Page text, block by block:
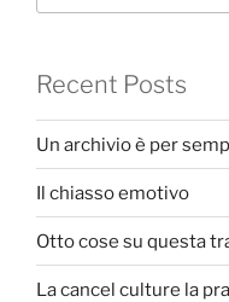
Recent Posts
Un archivio è per
Il chiasso emotivo
Otto cose su questa
La cancel culture la